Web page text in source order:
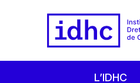
L’IDHC